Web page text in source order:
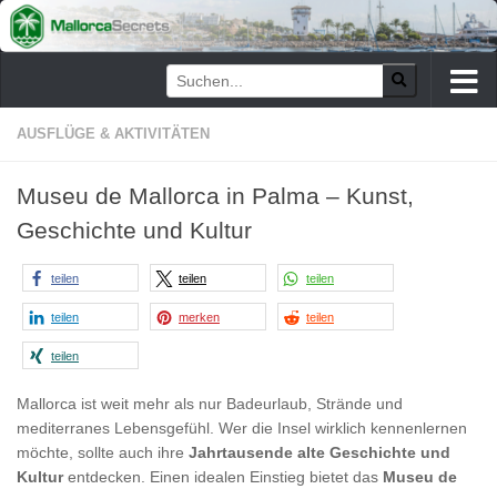
Zum Inhalt springen
AUSFLÜGE & AKTIVITÄTEN
Museu de Mallorca in Palma – Kunst,
Geschichte und Kultur
teilen teilen teilen
teilen merken teilen
teilen
Mallorca ist weit mehr als nur Badeurlaub, Strände und
mediterranes Lebensgefühl. Wer die Insel wirklich kennenlernen
möchte, sollte auch ihre Jahrtausende alte Geschichte und
Kulturentdecken. Einen idealen Einstieg bietet das Museu de